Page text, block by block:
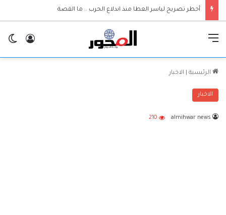
أخطر تصريح لياسر العطا منذ اندلاع الحرب .. ما القصة
الرئيسية الاخبار
الاخبار
almihwar news
210